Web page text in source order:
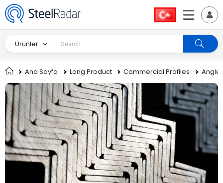
Ürünler
Ana Sayfa Long Product Commercial Profiles Angle